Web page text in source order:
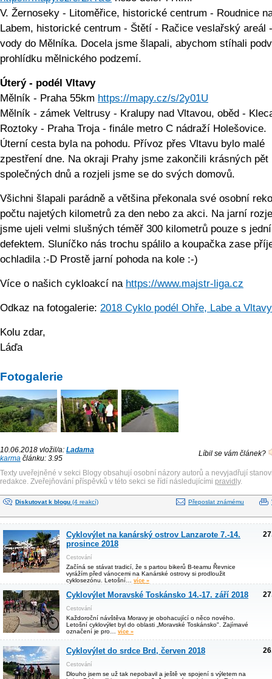
V. Žernoseky - Litoměřice, historické centrum - Roudnice
Labem, historické centrum - Štětí - Račice veslařský areál
vody do Mělníka. Docela jsme šlapali, abychom stíhali
prohlídku mělnického podzemí.
Úterý - podél Vltavy
Mělník - Praha 55km https://mapy.cz/s/2y01U
Mělník - zámek Veltrusy - Kralupy nad Vltavou, oběd -
Roztoky - Praha Troja - finále metro C nádraží Holešovice.
Úterní cesta byla na pohodu. Přívoz přes Vltavu bylo malé
zpestření dne. Na okraji Prahy jsme zakončili krásných pět
společných dnů a rozjeli jsme se do svých domovů.
Všichni šlapali parádně a většina překonala své osobní
počtu najetých kilometrů za den nebo za akci. Na jarní
jsme ujeli velmi slušných téměř 300 kilometrů pouze s
defektem. Sluníčko nás trochu spálilo a koupačka zase
ochladila :-D Prostě jarní pohoda na kole :-)
Více o našich cykloakcí na https://www.majstr-liga.cz
Odkaz na fotogalerie: 2018 Cyklo podél Ohře, Labe a Vltavy
Kolu zdar,
Láďa
Fotogalerie
10.06.2018 vložil/a: Ladama
karma článku: 3.95
Líbil se vám článek?
Texty uveřejněné v sekci Blogy obsahují osobní názory autorů a nevyjadřují
redakce. Zveřejňování příspěvků v této sekci se řídí následujícími pravidly.
Diskutovat k blogu (4 reakcí) Přeposlat známému
Cyklovýlet na kanárský ostrov Lanzarote 7.-14.
prosince 2018
Cestování
Začíná se stávat tradicí, že s partou bikerů B-teamu Řevnice
vyrážím před vánocemi na Kanárské ostrovy si prodloužit
cyklosezónu. Letošní… více »
Cyklovýlet Moravské Toskánsko 14.-17. září 2018
Cestování
Každoroční návštěva Moravy je obohacující o něco nového.
Letošní cyklovýlet byl do oblasti „Moravské Toskánsko". Zajímavé
označení je pro… více »
Cyklovýlet do srdce Brd, červen 2018
Cestování
Dlouho jsem se už tak nepobavil a ještě ve spojení s výletem na